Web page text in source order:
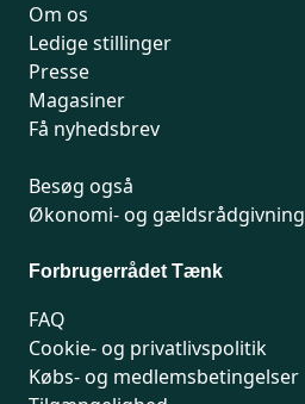
Om os
Ledige stillinger
Presse
Magasiner
Få nyhedsbrev
Besøg også
Økonomi- og gældsrådgivning
Forbrugerrådet Tænk
FAQ
Cookie- og privatlivspolitik
Købs- og medlemsbetingelser